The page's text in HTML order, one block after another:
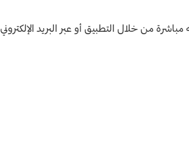
من خلال التطبيق أو عبر البريد الإلكتروني